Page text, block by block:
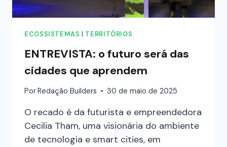
ECOSSISTEMAS TERRITÓRIOS
ENTREVISTA: o futuro será das
cidades que aprendem
PorRedação Builders 30 de maio de 2025
O recado é da futurista e empreendedora
Cecilia Tham, uma visionária do ambiente
de tecnologia e smart cities, em